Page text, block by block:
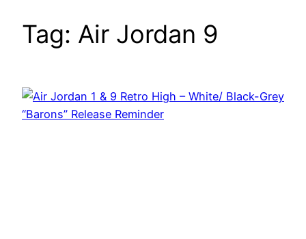
Tag: Air Jordan 9